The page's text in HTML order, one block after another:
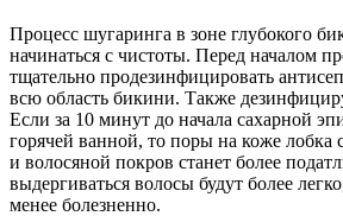
Процесс шугаринга в зоне глубокого
начинаться с чистоты. Перед началом
тщательно продезинфицировать
всю область бикини. Также
Если за 10 минут до начала сахарной
горячей ванной, то поры на коже лобка
и волосяной покров станет более
выдергиваться волосы будут более
менее болезненно.